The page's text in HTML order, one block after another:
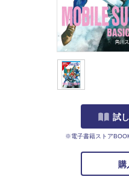
試
※電子書籍ストア
購